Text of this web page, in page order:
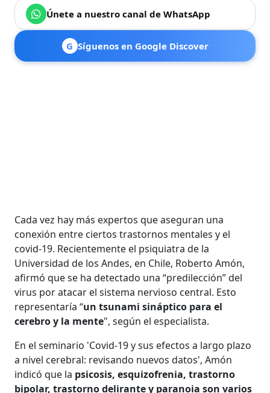
Únete a nuestro canal de WhatsApp
G Síguenos en Google Discover
Cada vez hay más expertos que aseguran una
conexión entre ciertos trastornos mentales y el
covid-19. Recientemente el psiquiatra de la
Universidad de los Andes, en Chile, Roberto Amón,
afirmó que se ha detectado una “predilección” del
virus por atacar el sistema nervioso central. Esto
representaría “un tsunami sináptico para el
cerebro y la mente", según el especialista.
En el seminario 'Covid-19 y sus efectos a largo plazo
a nivel cerebral: revisando nuevos datos', Amón
indicó que la psicosis, esquizofrenia, trastorno
bipolar, trastorno delirante y paranoia son varios